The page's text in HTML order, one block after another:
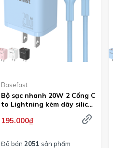
Basefast
Bộ sạc nhanh 20W 2 Cổng C
to Lightning kèm dây silicon
Basefast Amazon Seri
195.000₫
Đã bán 2051 sản phẩm